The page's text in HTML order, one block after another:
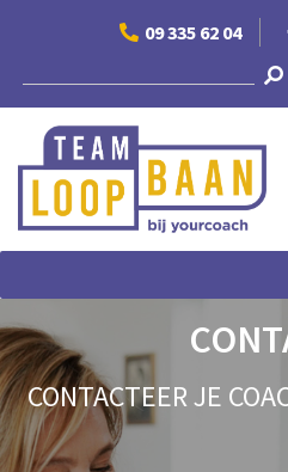
09 335 62 04
CONTACTEER JE